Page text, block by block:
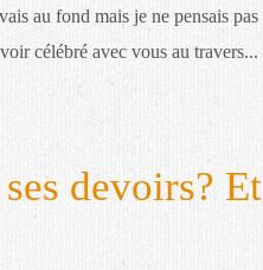
au fond mais je ne pensais pas
célébré avec vous au travers...
devoirs? Et